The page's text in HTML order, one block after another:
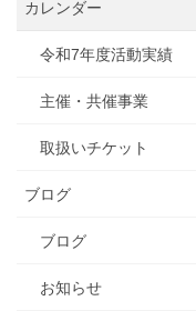
カレンダー
令和7年度活動実績
主催・共催事業
取扱いチケット
ブログ
ブログ
お知らせ